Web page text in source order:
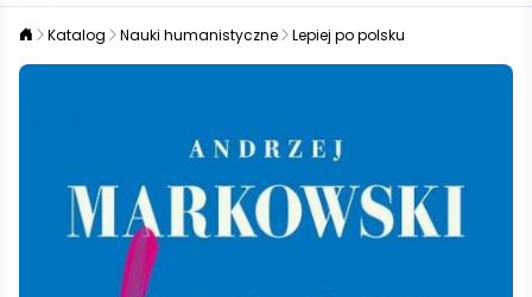
Katalog Nauki humanistyczne Lepiej po polsku